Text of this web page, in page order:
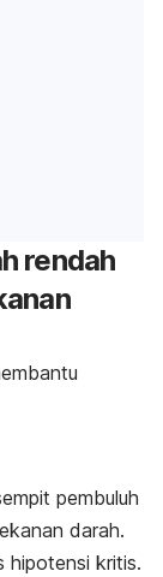
rendah
pembuluh
darah.
hipotensi kritis.